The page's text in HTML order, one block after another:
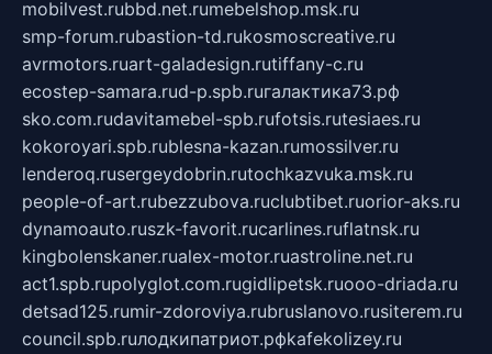
mobilvest.rubbd.net.rumebelshop.msk.ru
smp-forum.rubastion-td.rukosmoscreative.ru
avrmotors.ruart-galadesign.rutiffany-c.ru
ecostep-samara.rud-p.spb.ruгалактика73.рф
sko.com.rudavitamebel-spb.rufotsis.rutesiaes.ru
kokoroyari.spb.rublesna-kazan.rumossilver.ru
lenderoq.rusergeydobrin.rutochkazvuka.msk.ru
people-of-art.rubezzubova.ruclubtibet.ruorior-aks.ru
dynamoauto.ruszk-favorit.rucarlines.ruflatnsk.ru
kingbolenskaner.rualex-motor.ruastroline.net.ru
act1.spb.rupolyglot.com.rugidlipetsk.ruooo-driada.ru
detsad125.rumir-zdoroviya.rubruslanovo.rusiterem.ru
council.spb.ruлодкипатриот.рфkafekolizey.ru